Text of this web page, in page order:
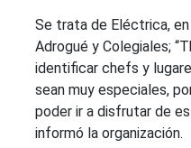
Se trata de Eléctrica,
Adrogué y Colegiales;
identificar chefs y
sean muy especiales,
poder ir a disfrutar de
informó la organización.